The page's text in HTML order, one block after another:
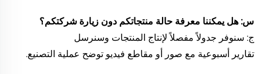
س: هل يمكننا معرفة حالة منتجاتكم دون زيارة شركتكم؟
ج: سنوفر جدولاً مفصلاً لإنتاج المنتجات وسنرسل
تقارير أسبوعية مع صور أو مقاطع فيديو توضح عملية التصنيع.